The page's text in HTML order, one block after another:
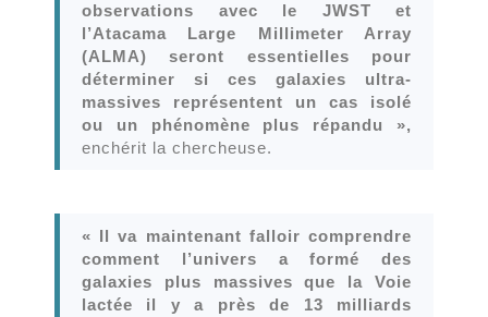
observations avec le JWST et
l’Atacama Large Millimeter Array
(ALMA) seront essentielles pour
déterminer si ces galaxies ultra-
massives représentent un cas isolé
ou un phénomène plus répandu »,
enchérit la chercheuse.
« Il va maintenant falloir comprendre
comment l’univers a formé des
galaxies plus massives que la Voie
lactée il y a près de 13 milliards